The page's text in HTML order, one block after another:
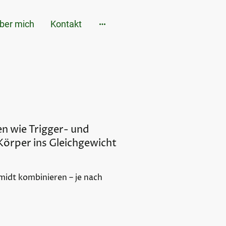
mich Kontakt
wie Trigger- und
ins Gleichgewicht
kombinieren – je nach